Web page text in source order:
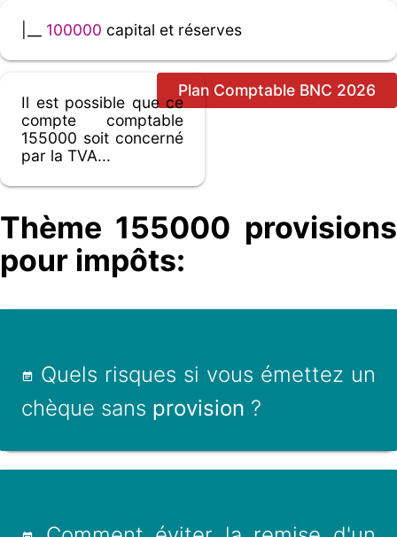
100000 capital et réserves
Plan Comptable BNC 2026
Il est possible que ce
compte comptable
155000 soit concerné
par la TVA...
Thème 155000 provisions
pour impôts:
Quels risques si vous émettez un
chèque sans provision ?